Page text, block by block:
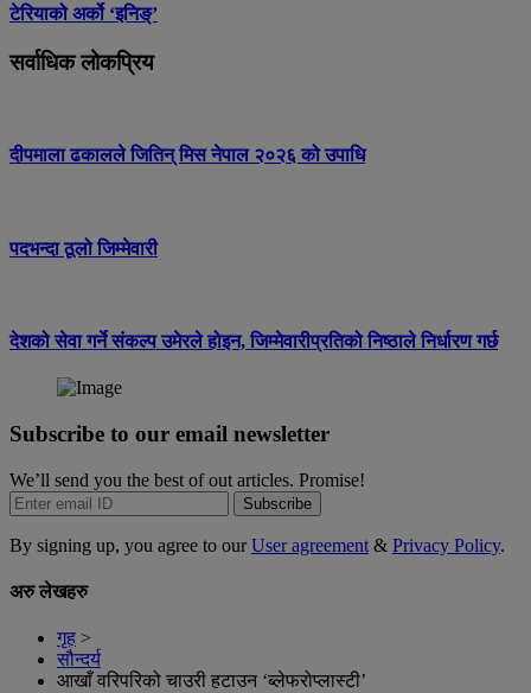
टेरियाको अर्को ‘इनिङ्’
सर्वाधिक लोकप्रिय
दीपमाला ढकालले जितिन् मिस नेपाल २०२६ को उपाधि
पदभन्दा ठूलो जिम्मेवारी
देशको सेवा गर्ने संकल्प उमेरले होइन, जिम्मेवारीप्रतिको निष्ठाले निर्धारण गर्छ
Subscribe to our email newsletter
We’ll send you the best of out articles. Promise!
Subscribe
By signing up, you agree to ourUser agreement & Privacy Policy.
अरु लेखहरु
गृह >
सौन्दर्य
आखाँ वरिपरिको चाउरी हटाउन ‘ब्लेफरोप्लास्टी’